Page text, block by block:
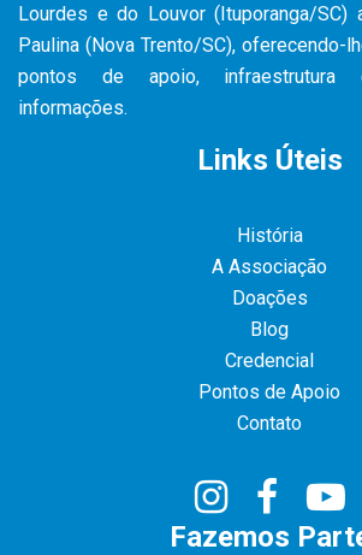
Lourdes e do Louvor (Ituporanga/SC)
Paulina (Nova Trento/SC), oferecendo-
pontos de apoio, infraestrutura
informações.
Links Úteis
História
A Associação
Doações
Blog
Credencial
Pontos de Apoio
Contato
Fazemos